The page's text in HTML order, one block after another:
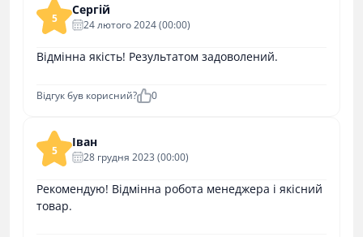
5
Сергій
24 лютого 2024 (00:00)
Відмінна якість! Результатом задоволений.
Відгук був корисний? 0
5
Іван
28 грудня 2023 (00:00)
Рекомендую! Відмінна робота менеджера і якісний
товар.